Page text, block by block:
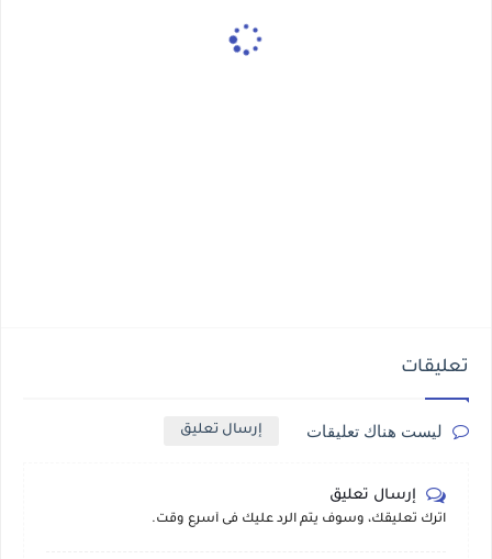
تعليقات
ليست هناك تعليقات إرسال تعليق
إرسال تعليق
اترك تعليقك، وسوف يتم الرد عليك فى أسرع وقت.